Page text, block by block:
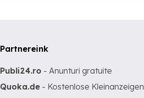
Partnereink
Publi24.ro - Anunturi gratuite
Quoka.de - Kostenlose Kleinanzeigen